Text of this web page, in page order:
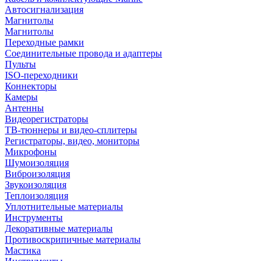
Автосигнализация
Магнитолы
Магнитолы
Переходные рамки
Соединительные провода и адаптеры
Пульты
ISO-переходники
Коннекторы
Камеры
Антенны
Видеорегистраторы
ТВ-тюннеры и видео-сплитеры
Регистраторы, видео, мониторы
Микрофоны
Шумоизоляция
Виброизоляция
Звукоизоляция
Теплоизоляция
Уплотнительные материалы
Инструменты
Декоративные материалы
Противоскрипичные материалы
Мастика